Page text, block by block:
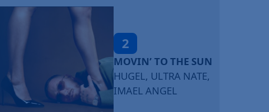
2
MOVIN’ TO THE SUN
HUGEL, ULTRA NATE,
IMAEL ANGEL